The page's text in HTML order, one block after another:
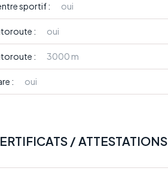
sportif : oui
: oui
: 3000 m
: oui
/ ATTESTATIONS